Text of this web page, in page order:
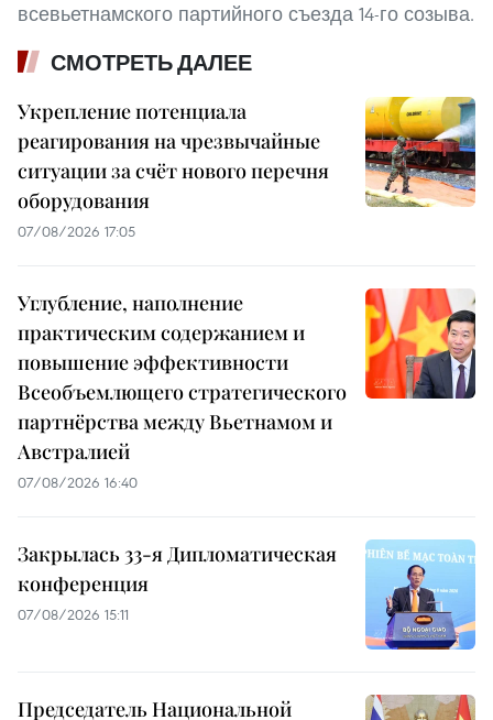
всевьетнамского партийного съезда 14-го созыва.
СМОТРЕТЬ ДАЛЕЕ
Укрепление потенциала
реагирования на чрезвычайные
ситуации за счёт нового перечня
оборудования
07/08/2026 17:05
Углубление, наполнение
практическим содержанием и
повышение эффективности
Всеобъемлющего стратегического
партнёрства между Вьетнамом и
Австралией
07/08/2026 16:40
Закрылась 33-я Дипломатическая
конференция
07/08/2026 15:11
Председатель Национальной